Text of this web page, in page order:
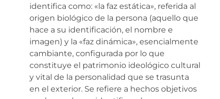
identifica como: «la faz estática», referida al
origen biológico de la persona (aquello que
hace a su identificación, el nombre e
imagen) y la «faz dinámica», esencialmente
cambiante, configurada por lo que
constituye el patrimonio ideológico cultural
y vital de la personalidad que se trasunta
en el exterior. Se refiere a hechos objetivos